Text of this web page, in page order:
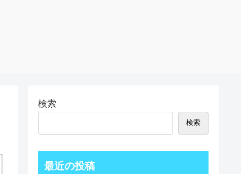
検索
検索
最近の投稿